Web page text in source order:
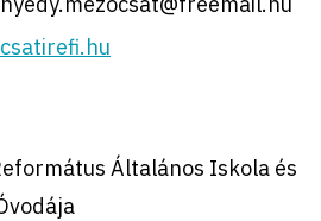
csatirefi.hu
Általános Iskola és